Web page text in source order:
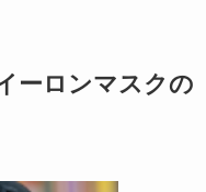
ーロンマスクの